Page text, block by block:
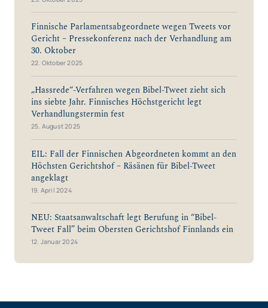
Finnische Parlamentsabgeordnete wegen Tweets vor
Gericht – Pressekonferenz nach der Verhandlung am
30. Oktober
22. Oktober 2025
„Hassrede“-Verfahren wegen Bibel-Tweet zieht sich
ins siebte Jahr. Finnisches Höchstgericht legt
Verhandlungstermin fest
25. August 2025
EIL: Fall der Finnischen Abgeordneten kommt an den
Höchsten Gerichtshof – Räsänen für Bibel-Tweet
angeklagt
19. April 2024
NEU: Staatsanwaltschaft legt Berufung in “Bibel-
Tweet Fall” beim Obersten Gerichtshof Finnlands ein
12. Januar 2024